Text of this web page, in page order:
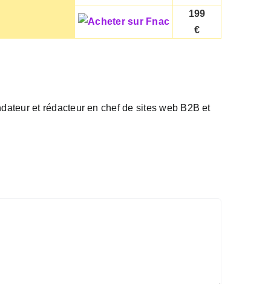
199
€
et rédacteur en chef de sites web B2B et